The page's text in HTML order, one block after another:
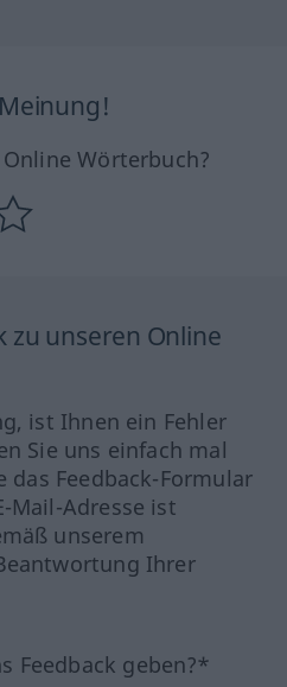
Wörterbuch?
zu unseren Online
ist Ihnen ein Fehler
Sie uns einfach mal
das Feedback-Formular
Mail-Adresse ist
unserem
Ihrer
Feedback geben?*